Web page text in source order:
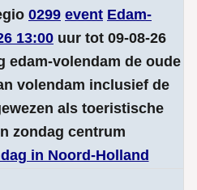
0299 event Edam-
13:00 uur tot 09-08-26
edam-volendam de oude
volendam inclusief de
als toeristische
zondag centrum
in Noord-Holland